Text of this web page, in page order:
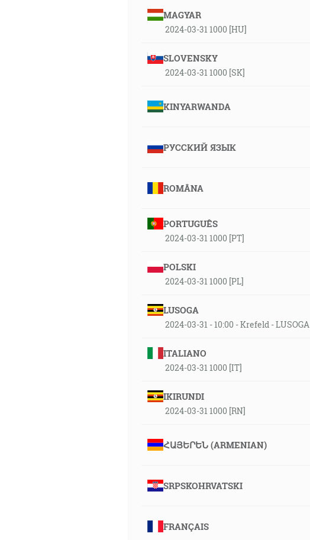
MAGYAR
2024-03-31 1000 [HU]
SLOVENSKY
2024-03-31 1000 [SK]
KINYARWANDA
РУССКИЙ ЯЗЫК
ROMÂNA
PORTUGUÊS
2024-03-31 1000 [PT]
POLSKI
2024-03-31 1000 [PL]
LUSOGA
2024-03-31 - 10:00 - Krefeld - LUSOGA
ITALIANO
2024-03-31 1000 [IT]
IKIRUNDI
2024-03-31 1000 [RN]
ՀԱՅԵՐԵՆ (ARMENIAN)
SRPSKOHRVATSKI
FRANÇAIS